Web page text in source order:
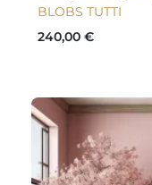
BLOBS TUTTI
240,00 €